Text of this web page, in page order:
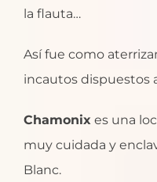
la flauta…
Así fue como
incautos dispuestos
Chamonix es una
muy cuidada y
Blanc.